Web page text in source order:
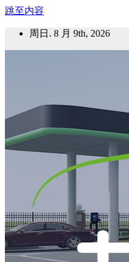
跳至内容
周日. 8 月 9th, 2026